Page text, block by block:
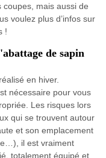
mais aussi de
voulez plus d’infos sur
!
de sapin
en hiver.
nécessaire pour vous
Les risques lors
qui se trouvent autour
et son emplacement
il est vraiment
totalement équipé et